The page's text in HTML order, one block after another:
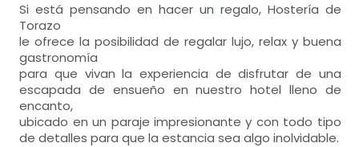
Si está pensando en hacer un regalo, Hostería de
Torazo
le ofrece la posibilidad de regalar lujo, relax y buena
gastronomía
para que vivan la experiencia de disfrutar de una
escapada de ensueño en nuestro hotel lleno de
encanto,
ubicado en un paraje impresionante y con todo tipo
de detalles para que la estancia sea algo inolvidable.